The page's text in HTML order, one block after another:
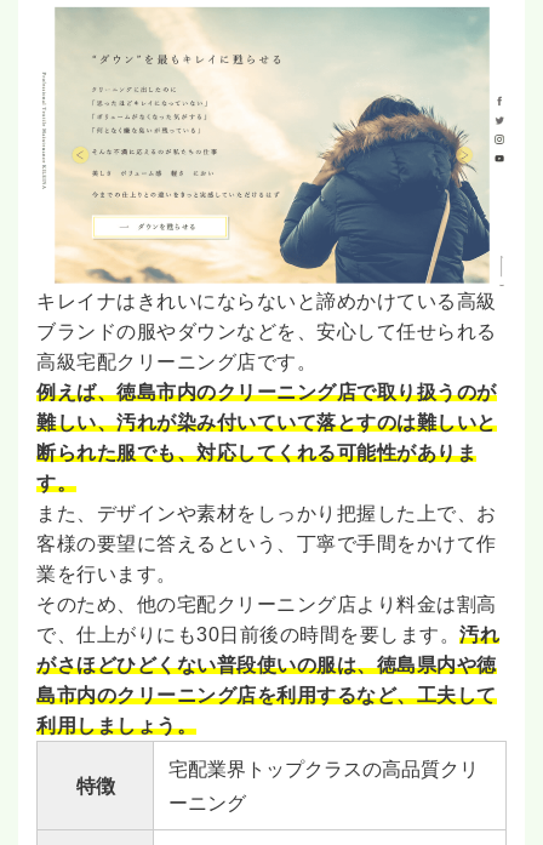
キレイナはきれいにならないと諦めかけている高級
ブランドの服やダウンなどを、安心して任せられる
高級宅配クリーニング店です。
例えば、徳島市内のクリーニング店で取り扱うのが
難しい、汚れが染み付いていて落とすのは難しいと
断られた服でも、対応してくれる可能性がありま
す。
また、デザインや素材をしっかり把握した上で、お
客様の要望に答えるという、丁寧で手間をかけて作
業を行います。
そのため、他の宅配クリーニング店より料金は割高
で、仕上がりにも30日前後の時間を要します。 汚れ
がさほどひどくない普段使いの服は、徳島県内や徳
島市内のクリーニング店を利用するなど、工夫して
利用しましょう。
特徴
宅配業界トップクラスの高品質クリ
ーニング